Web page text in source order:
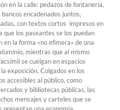
en la calle: pedazos de fontanería,
encadenados juntos,
con textos cortos impresos en
que los paseantes se los puedan
la forma «no efímera» de una
mientras que al mismo
se cuelgan en espacios
exposición. Colgados en los
accesibles al público, como
y bibliotecas públicas, las
mensajes y carteles que se